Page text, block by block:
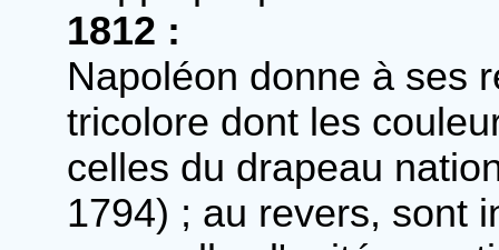
1812 :
Napoléon donne à ses
tricolore dont les
celles du drapeau
1794) ; au revers, sont